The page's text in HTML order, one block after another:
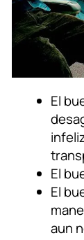
El
El
El
aun